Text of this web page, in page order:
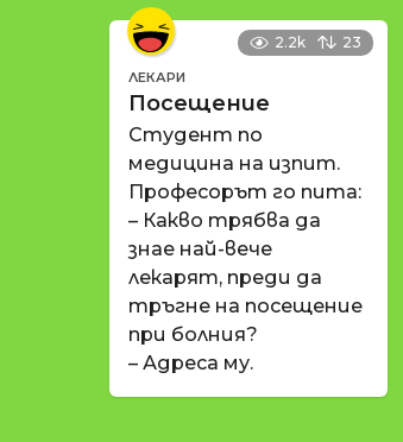
2.2k 23
ЛЕКАРИ
Посещение
Студент по
медицина на изпит.
Професорът го пита:
– Какво трябва да
знае най-вече
лекарят, преди да
тръгне на посещение
при болния?
– Адреса му.